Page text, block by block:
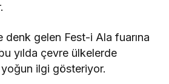
denk gelen Fest-i Ala fuarına
yılda çevre ülkelerde
ilgi gösteriyor.